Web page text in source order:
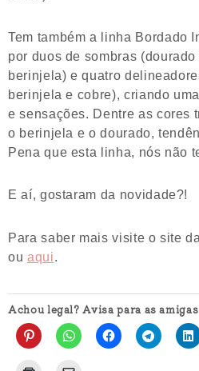
Tem também a linha Bordado
por duos de sombras
berinjela) e quatro
berinjela e cobre), criando
e sensações. Dentre as cores
o berinjela e o dourado,
Pena que esta linha, nós não
E aí, gostaram da novidade?!
Para saber mais visite o site
ou aqui
Achou legal? Avisa para as